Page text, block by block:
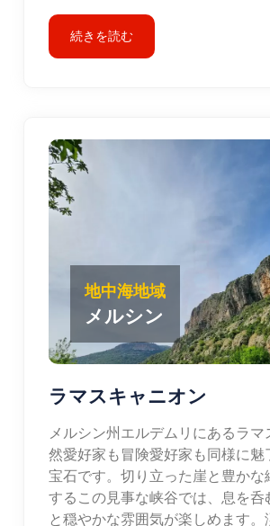
続きを読む
地中海地域
メルシン
ラマスキャニオン
メルシン州エルデムリにあるラマ
然愛好家も冒険愛好家も同様に魅
宝石です。切り立った崖と豊かな
するこの見事な峡谷では、息を
と穏やかな雰囲気が楽しめます